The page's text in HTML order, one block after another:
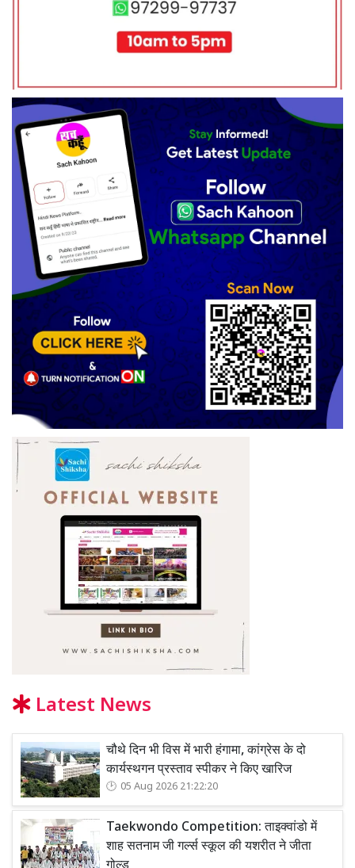
Latest News
चौथे दिन भी विस में भारी हंगामा, कांग्रेस के दो
कार्यस्थगन प्रस्ताव स्पीकर ने किए खारिज
05 Aug 2026 21:22:20
Taekwondo Competition: ताइक्वांडो में
शाह सतनाम जी गर्ल्स स्कूल की यशरीत ने जीता